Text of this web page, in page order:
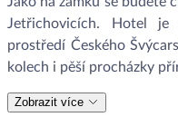
Jetřichovicích. Hotel
prostředí Českého
kolech i pěší procházky
Zobrazit více